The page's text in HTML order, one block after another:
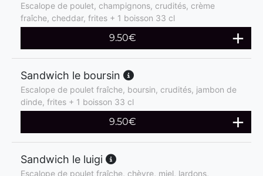
Escalope de poulet, champignons, crudités, crème
fraîche, cheddar, frites + 1 boisson 33 cl
9.50€
Sandwich le boursin
Escalope de poulet fraîche, boursin, crudités, jambon de
dinde, frites + 1 boisson 33 cl
9.50€
Sandwich le luigi
Escalope de poulet fraîche, chèvre, miel, lardons,